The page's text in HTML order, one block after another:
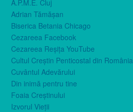
A.P.M.E. Cluj
Adrian Tămăşan
Biserica Betania Chicago
Cezareea Facebook
Cezareea Reşiţa YouTube
Cultul Creştin Penticostal din România
Cuvântul Adevărului
Din inimă pentru tine
Foaia Creştinului
Izvorul Vieţii